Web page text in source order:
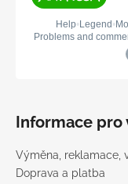
Informace pro
Výměna, reklamace,
Doprava a platba